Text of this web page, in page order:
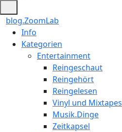
blog.ZoomLab
Info
Kategorien
Entertainment
Reingeschaut
Reingehört
Reingelesen
Vinyl und Mixtapes
Musik.Dinge
Zeitkapsel